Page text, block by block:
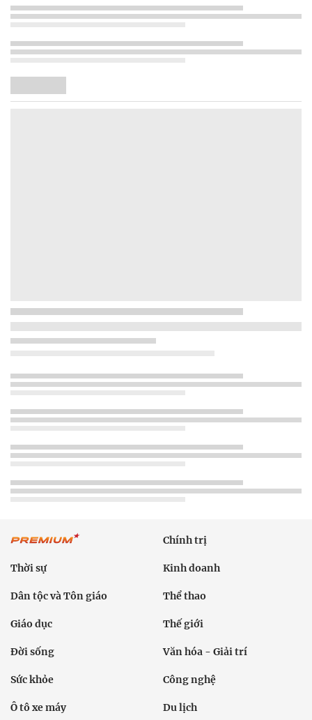
Chính trị
Thời sự Kinh doanh
Dân tộc và Tôn giáo Thể thao
Giáo dục Thế giới
Đời sống Văn hóa - Giải trí
Sức khỏe Công nghệ
Ô tô xe máy Du lịch